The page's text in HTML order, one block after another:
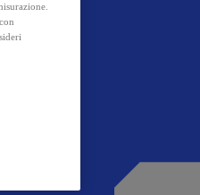
, con